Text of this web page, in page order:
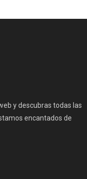
y descubras todas las
encantados de